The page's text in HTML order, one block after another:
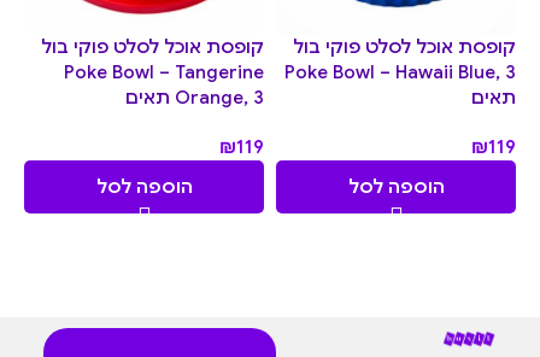
קופסת אוכל לסלט פוקי בול
Poke Bowl – Hawaii Blue, 3
תאים
₪119
הוספה לסל
קופסת אוכל לסלט פוקי בול
Poke Bowl – Tangerine
Orange, 3 תאים
₪119
הוספה לסל